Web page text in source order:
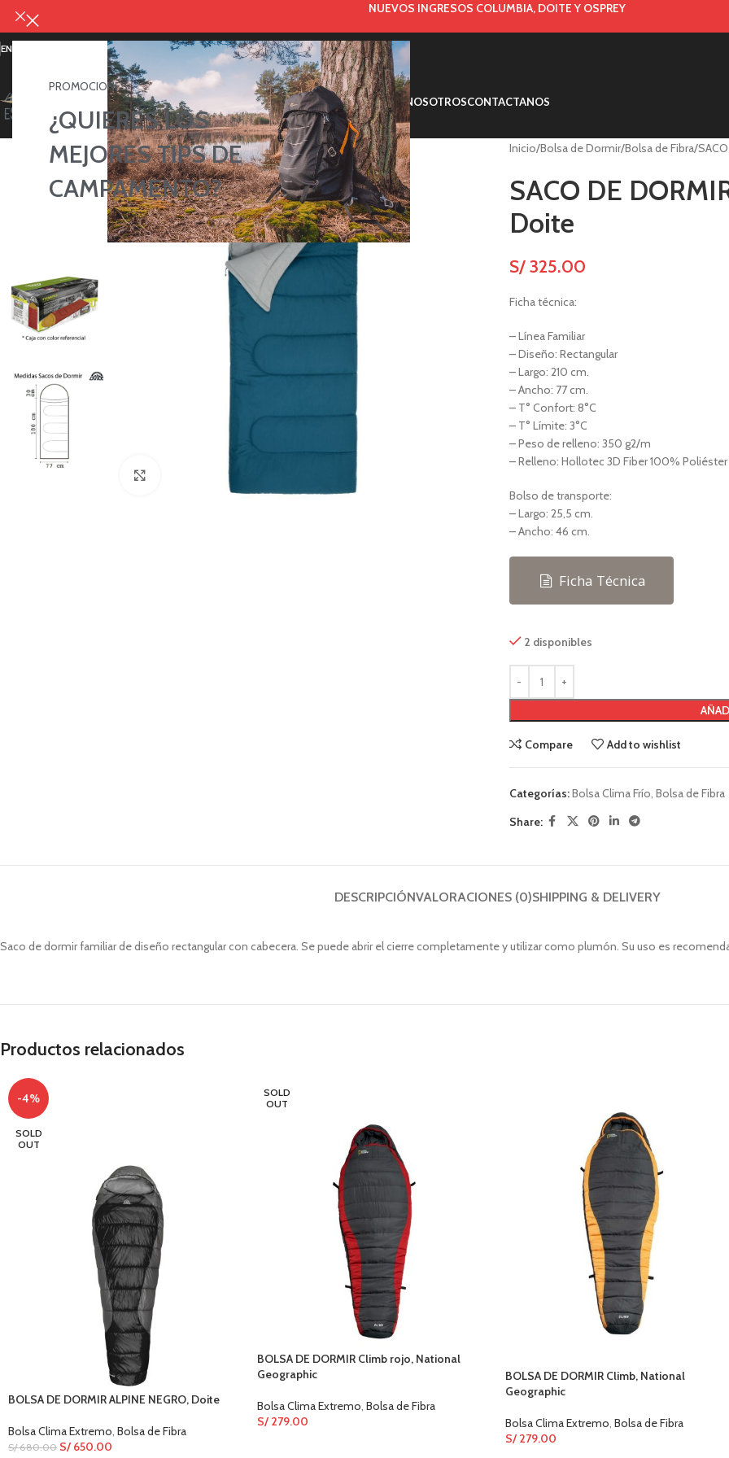
PROMOCIONES
¿QUIERES LOS
MEJORES TIPS DE
CAMPAMENTO?
NUEVOS INGRESOS COLUMBIA, DOITE Y OSPREY
ENVIOS GRATIS POR COMPRAS MAYORES A S/. 349.00 SOLES*
TIENDA
Bastones Quechua
BOLSA DE
Bolsa de Dormir
Bolsa de Dormir
COLCHONES Y
Colchon EVA
MARCASNOSOTROSCONTACTANOS
Click to enlarge
Inicio Bolsa de Dormir Bolsa de Fibra
SACO DE
Doite
S/325.00
Ficha técnica:
– Línea Familiar
– Diseño: Rectangular
– Largo: 210 cm.
– Ancho: 77 cm.
– T° Confort: 8°C
– T° Límite: 3°C
– Peso de relleno: 350 g2/m
– Relleno: Hollotec 3D Fiber 100% Poliéster
Bolso de transporte:
– Largo: 25,5 cm.
– Ancho: 46 cm.
Ficha Técnica
2 disponibles
Compare Add to wishlist
Categorías:Bolsa Clima Frío, Bolsa de Fibra
Share:
DESCRIPCIÓNVALORACIONES (0)SHIPPING & DELIVERY
Saco de dormir familiar de diseño rectangular con cabecera. Se puede abrir el cierre completamente y utilizar como plumón. Su uso es
Productos relacionados
-4%
SOLD
OUT
BOLSA DE DORMIR ALPINE NEGRO, Doite
Bolsa Clima Extremo Bolsa de Fibra
S/680.00 S/ 650.00
SOLD
OUT
BOLSA DE DORMIR Climb rojo, National
Geographic
Bolsa Clima Extremo Bolsa de Fibra
S/279.00
BOLSA DE DORMIR Climb, National
Geographic
Bolsa Clima Extremo, Bolsa de Fibra
S/ 279.00